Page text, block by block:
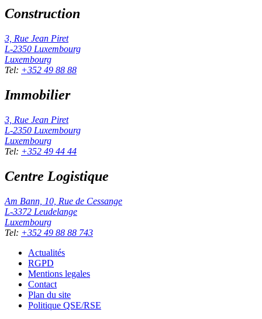
Construction
3, Rue Jean Piret
L-2350 Luxembourg
Luxembourg
Tel: +352 49 88 88
Immobilier
3, Rue Jean Piret
L-2350 Luxembourg
Luxembourg
Tel: +352 49 44 44
Centre Logistique
Am Bann, 10, Rue de Cessange
L-3372 Leudelange
Luxembourg
Tel: +352 49 88 88 743
Actualités
RGPD
Mentions legales
Contact
Plan du site
Politique QSE/RSE